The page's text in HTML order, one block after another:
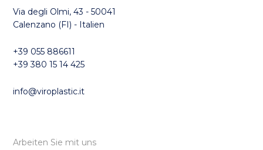
Via degli Olmi, 43 - 50041
Calenzano (FI) - Italien
+39 055 886611
+39 380 15 14 425
info@viroplastic.it
Arbeiten Sie mit uns